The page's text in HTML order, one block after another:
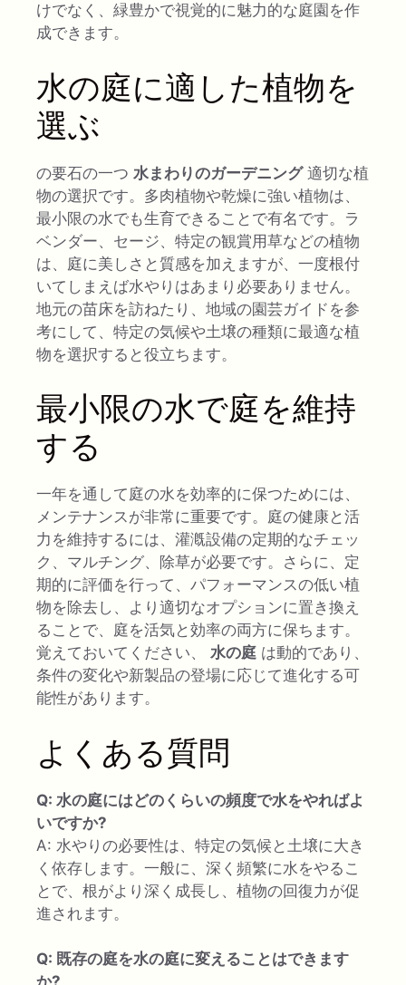
けでなく、緑豊かで視覚的に魅力的な庭園を作
成できます。
水の庭に適した植物を
選ぶ
の要石の一つ 水まわりのガーデニング適切な植
物の選択です。多肉植物や乾燥に強い植物は、
最小限の水でも生育できることで有名です。ラ
ベンダー、セージ、特定の観賞用草などの植物
は、庭に美しさと質感を加えますが、一度根付
いてしまえば水やりはあまり必要ありません。
地元の苗床を訪ねたり、地域の園芸ガイドを参
考にして、特定の気候や土壌の種類に最適な植
物を選択すると役立ちます。
最小限の水で庭を維持
する
一年を通して庭の水を効率的に保つためには、
メンテナンスが非常に重要です。庭の健康と活
力を維持するには、灌漑設備の定期的なチェッ
ク、マルチング、除草が必要です。さらに、定
期的に評価を行って、パフォーマンスの低い植
物を除去し、より適切なオプションに置き換え
ることで、庭を活気と効率の両方に保ちます。
覚えておいてください、 水の庭 は動的であり、
条件の変化や新製品の登場に応じて進化する可
能性があります。
よくある質問
Q: 水の庭にはどのくらいの頻度で水をやればよ
いですか?
A: 水やりの必要性は、特定の気候と土壌に大き
く依存します。一般に、深く頻繁に水をやるこ
とで、根がより深く成長し、植物の回復力が促
進されます。
Q: 既存の庭を水の庭に変えることはできます